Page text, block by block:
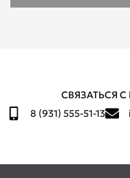
СВЯЗАТЬСЯ
8 (931) 555-51-13